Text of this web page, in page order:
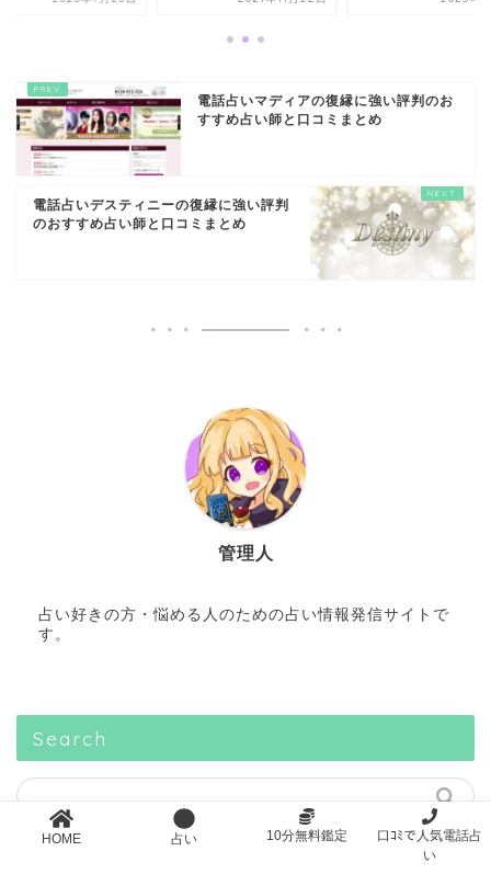
電話占いマディアの復縁に強い評判のお
すすめ占い師と口コミまとめ
電話占いデスティニーの復縁に強い評判
のおすすめ占い師と口コミまとめ
管理人
占い好きの方・悩める人のための占い情報発信サイトで
す。
Search
HOME 占い 10分無料鑑定
口ｺﾐで人気電話占
い